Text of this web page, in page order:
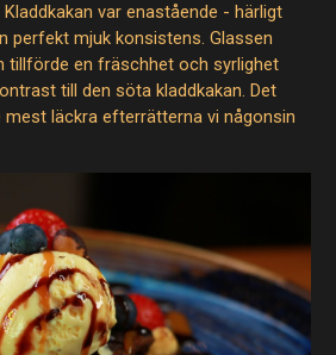
var enastående - härligt
perfekt mjuk konsistens. Glassen
tillförde en fräschhet och syrlighet
till den söta kladdkakan. Det
mest läckra efterrätterna vi någonsin